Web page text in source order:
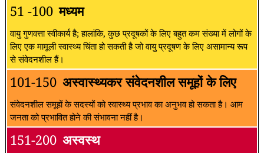
51 -100 मध्यम
वायु गुणवत्ता स्वीकार्य है; हालांकि, कुछ प्रदूषकों के लिए बहुत कम संख्या में लोगों के
लिए एक मामूली स्वास्थ्य चिंता हो सकती है जो वायु प्रदूषण के लिए असामान्य रूप
से संवेदनशील हैं।
101-150 अस्वास्थ्यकर संवेदनशील समूहों के लिए
संवेदनशील समूहों के सदस्यों को स्वास्थ्य प्रभाव का अनुभव हो सकता है। आम
जनता को प्रभावित होने की संभावना नहीं है।
151-200 अस्वस्थ